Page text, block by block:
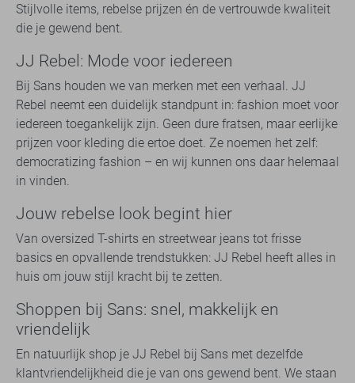
Stijlvolle items, rebelse prijzen én de vertrouwde kwaliteit
die je gewend bent.
JJ Rebel: Mode voor iedereen
Bij Sans houden we van merken met een verhaal. JJ
Rebel neemt een duidelijk standpunt in: fashion moet voor
iedereen toegankelijk zijn. Geen dure fratsen, maar eerlijke
prijzen voor kleding die ertoe doet. Ze noemen het zelf:
democratizing fashion – en wij kunnen ons daar helemaal
in vinden.
Jouw rebelse look begint hier
Van oversized T-shirts en streetwear jeans tot frisse
basics en opvallende trendstukken: JJ Rebel heeft alles in
huis om jouw stijl kracht bij te zetten.
Shoppen bij Sans: snel, makkelijk en
vriendelijk
En natuurlijk shop je JJ Rebel bij Sans met dezelfde
klantvriendelijkheid die je van ons gewend bent. We staan